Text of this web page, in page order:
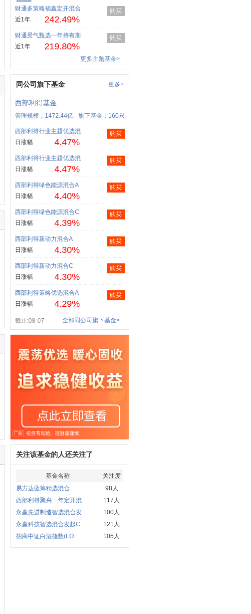
财通多策略福鑫定开混合
近1年
242.49%
购买
财通景气甄选一年持有期
近1年
219.80%
购买
更多主题基金>
同公司旗下基金 更多>
西部利得基金
管理规模：1472.44亿 旗下基金：160只
西部利得行业主题优选混
日涨幅
4.47%
购买
西部利得行业主题优选混
日涨幅
4.47%
购买
西部利得绿色能源混合A
日涨幅
4.40%
购买
西部利得绿色能源混合C
日涨幅
4.39%
购买
西部利得新动力混合A
日涨幅
4.30%
购买
西部利得新动力混合C
日涨幅
4.30%
购买
西部利得策略优选混合A
日涨幅
4.29%
购买
截止:08-07 全部同公司旗下基金>
关注该基金的人还关注了
基金名称
关注度
易方达蓝筹精选混合
98人
西部利得聚兴一年定开混
117人
永赢先进制造智选混合发
100人
永赢科技智选混合发起C
121人
招商中证白酒指数(LO
105人